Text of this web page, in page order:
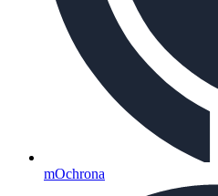
mOchrona